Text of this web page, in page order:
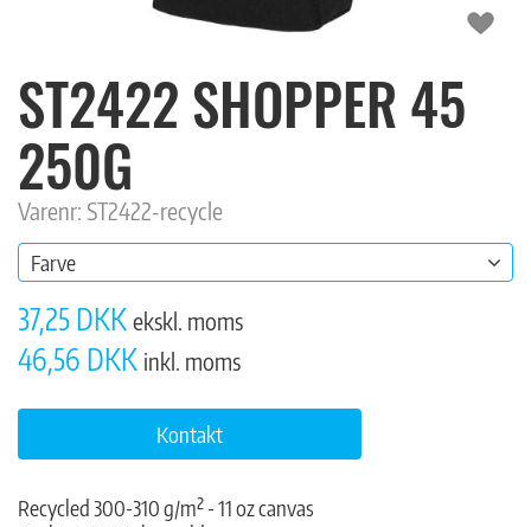
ST2422 SHOPPER 45
250G
Varenr: ST2422-recycle
Farve
37,25 DKK ekskl. moms
46,56 DKK inkl. moms
Kontakt
Recycled 300-310 g/m² - 11 oz canvas